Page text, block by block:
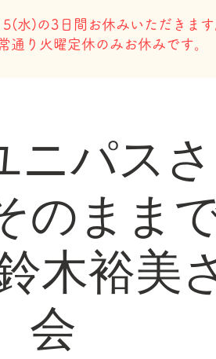
水)の3日間お休みいただきます
通り火曜定休のみお休みです。
ニパス
のまま
裕美
会